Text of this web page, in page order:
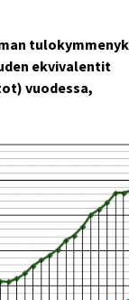
ekvivalentit
vuodessa,